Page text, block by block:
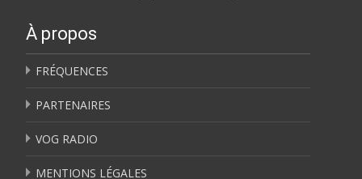
À propos
FRÉQUENCES
PARTENAIRES
VOG RADIO
MENTIONS LÉGALES